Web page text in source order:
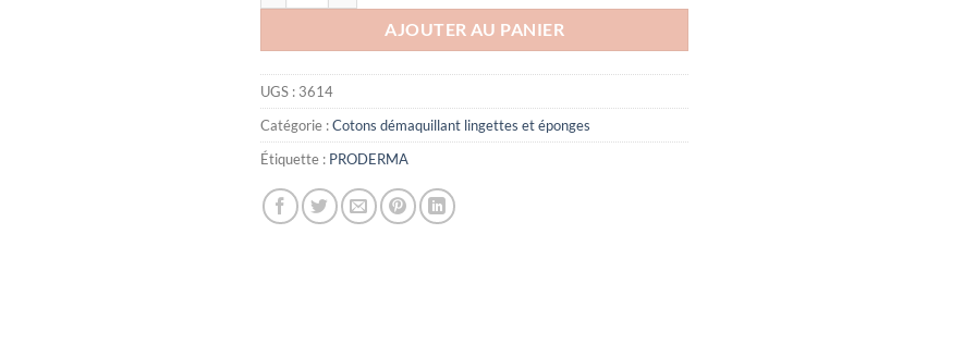
AJOUTER AU PANIER
UGS : 3614
Catégorie :Cotons démaquillant lingettes et éponges
Étiquette : PRODERMA